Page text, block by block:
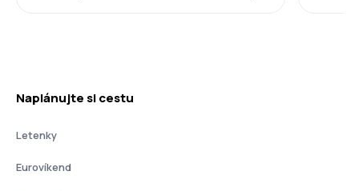
Naplánujte si cestu
Letenky
Eurovíkend